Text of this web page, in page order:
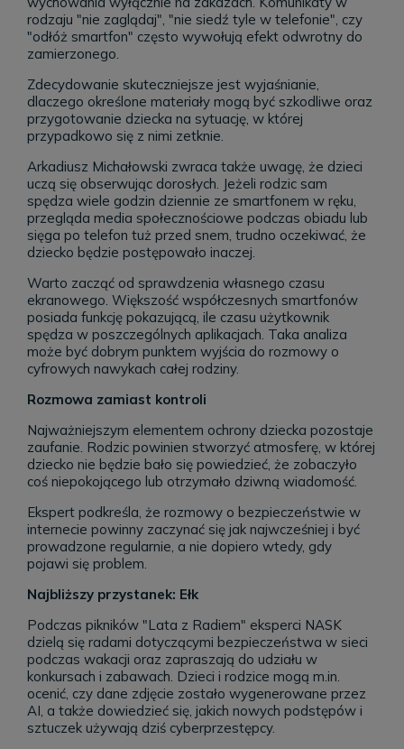
rodzaju "nie zaglądaj", "nie siedź tyle w telefonie", czy
"odłóż smartfon" często wywołują efekt odwrotny do
zamierzonego.
Zdecydowanie skuteczniejsze jest wyjaśnianie,
dlaczego określone materiały mogą być szkodliwe oraz
przygotowanie dziecka na sytuację, w której
przypadkowo się z nimi zetknie.
Arkadiusz Michałowski zwraca także uwagę, że dzieci
uczą się obserwując dorosłych. Jeżeli rodzic sam
spędza wiele godzin dziennie ze smartfonem w ręku,
przegląda media społecznościowe podczas obiadu lub
sięga po telefon tuż przed snem, trudno oczekiwać, że
dziecko będzie postępowało inaczej.
Warto zacząć od sprawdzenia własnego czasu
ekranowego. Większość współczesnych smartfonów
posiada funkcję pokazującą, ile czasu użytkownik
spędza w poszczególnych aplikacjach. Taka analiza
może być dobrym punktem wyjścia do rozmowy o
cyfrowych nawykach całej rodziny.
Rozmowa zamiast kontroli
Najważniejszym elementem ochrony dziecka pozostaje
zaufanie. Rodzic powinien stworzyć atmosferę, w której
dziecko nie będzie bało się powiedzieć, że zobaczyło
coś niepokojącego lub otrzymało dziwną wiadomość.
Ekspert podkreśla, że rozmowy o bezpieczeństwie w
internecie powinny zaczynać się jak najwcześniej i być
prowadzone regularnie, a nie dopiero wtedy, gdy
pojawi się problem.
Najbliższy przystanek: Ełk
Podczas pikników "Lata z Radiem" eksperci NASK
dzielą się radami dotyczącymi bezpieczeństwa w sieci
podczas wakacji oraz zapraszają do udziału w
konkursach i zabawach. Dzieci i rodzice mogą m.in.
ocenić, czy dane zdjęcie zostało wygenerowane przez
AI, a także dowiedzieć się, jakich nowych podstępów i
sztuczek używają dziś cyberprzestępcy.